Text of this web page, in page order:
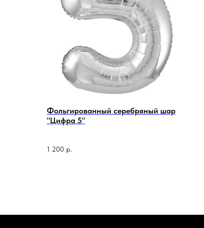
Фольгированный серебряный шар
"Цифра 5"
1 200 р.